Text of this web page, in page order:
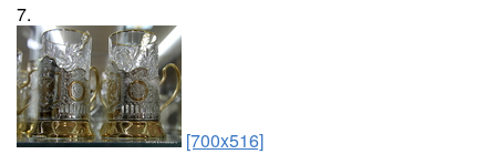
7.
[700x516]